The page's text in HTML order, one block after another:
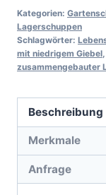
Kategorien:
Lagerschuppen
Schlagwörter:
mit niedrigem Giebel,
zusammengebauter
Beschreibung
Merkmale
Anfrage